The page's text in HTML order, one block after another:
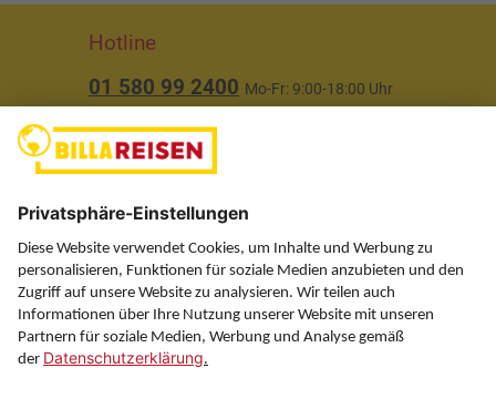
Hotline
01 580 99 2400 Mo-Fr: 9:00-18:00 Uhr
Über uns
Service
Information
Folgen Sie uns auf